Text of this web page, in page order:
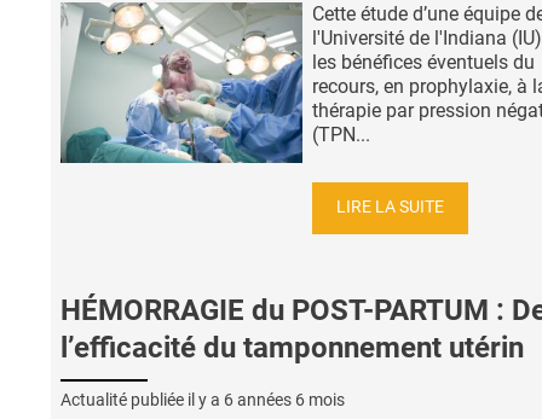
Cette étude d’une équipe
l'Université de l'Indiana
les bénéfices éventuels du
recours, en prophylaxie, à
thérapie par pression
(TPN...
LIRE LA SUITE
HÉMORRAGIE du POST-PARTUM :
l’efficacité du tamponnement utérin
Actualité publiée il y a 6 années 6 mois